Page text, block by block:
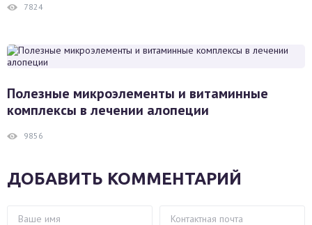
7824
Полезные микроэлементы и витаминные
комплексы в лечении алопеции
9856
ДОБАВИТЬ КОММЕНТАРИЙ